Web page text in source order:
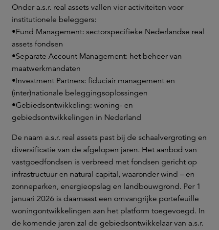
Onder a.s.r. real assets vallen vier activiteiten voor
institutionele beleggers:
•Fund Management: sectorspecifieke Nederlandse real
assets fondsen
•Separate Account Management: het beheer van
maatwerkmandaten
•Investment Partners: fiduciair management en
(inter)nationale beleggingsoplossingen
•Gebiedsontwikkeling: woning- en
gebiedsontwikkelingen in Nederland
De naam a.s.r. real assets past bij de schaalvergroting en
diversificatie van de afgelopen jaren. Het aanbod van
vastgoedfondsen is verbreed met fondsen gericht op
infrastructuur en natural capital, waaronder wind – en
zonneparken, energieopslag en landbouwgrond. Per 1
januari 2026 is daarnaast een omvangrijke portefeuille
woningontwikkelingen aan het platform toegevoegd. In
de komende jaren zal de gebiedsontwikkelaar van a.s.r.